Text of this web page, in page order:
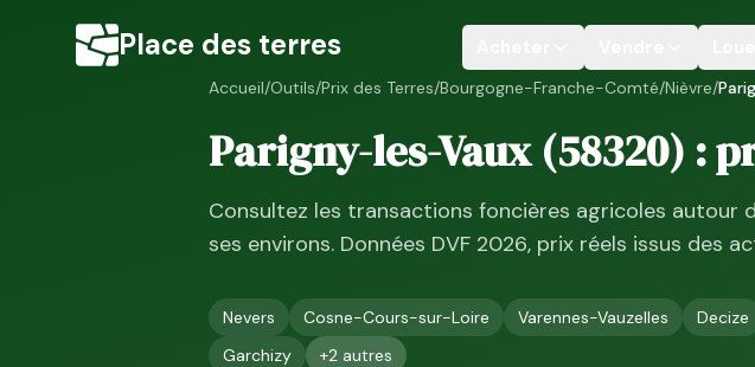
Place des terres
Accueil/Outils/Prix des Terres/Bourgogne-Franche-Comté/Nièvre/
Parigny-les-Vaux(58320) :
Consultez les transactions foncières agricoles autour
ses environs. Données DVF 2026, prix réels issus des
Nevers Cosne-Cours-sur-Loire Varennes-Vauzelles Decize
Garchizy
+2 autres